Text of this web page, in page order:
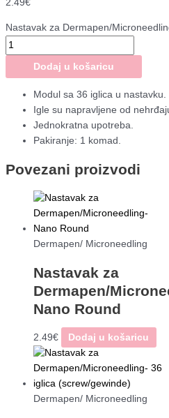
2.49€
Nastavak za Dermapen/
Dodaj u košaricu
Modul sa 36 iglica u nastavku.
Igle su napravljene od
Jednokratna upotreba.
Pakiranje: 1 komad.
Povezani proizvodi
Dermapen/ Microneedling
Nastavak za
Dermapen/
Nano Round
2.49€ Dodaj u košaricu
Dermapen/ Microneedling